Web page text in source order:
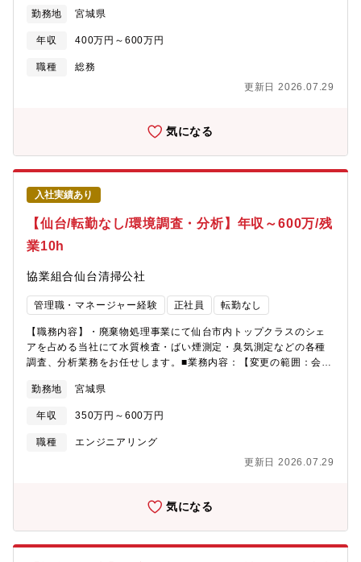
務管理をメインに対応頂きます。（関わる業務分野は本人の経
験・スキルを考慮して決定します）。【労働環境について】残業
は月に均すと16.7時間前後。残業を減らすような取り組みを行っ
ています。【企業特徴】・企業や家庭から出る廃棄物の収集､運
収集､運搬､リサイクル資源の有効活用､エネルギー事業など、日々
勤務地 宮城県
年収 400万円～600万円
職種
総務
更新日 2026.07.29
気になる
入社実績あり
【仙台/転勤なし/環境調査・分析】年収～600万/残
業10h
協業組合仙台清掃公社
管理職・マネージャー経験 正社員 転勤なし
【職務内容】・廃棄物処理事業にて仙台市内トップクラスのシェ
アを占める当社にて水質検査・ばい煙測定・臭気測定などの各種
調査、分析業務をお任せします。■業務内容：【変更の範囲：会社
析・報告書の作成と報告業務≪案件内容≫・水質検査・ばい煙測
定・臭気測定を中心に担当します。≪依頼先≫・自社の廃棄物処
理場だけではなく、営業経由で依頼のあったお客様の工場や行政
機関の案件にも携わります。■組織構成：・4名（50代1名、40代
時間程度です。また、水曜日はノー残業デーとしており、ライフ
城県内中心のため長期出張はございません・資格取得支援制度も
あり、スキルアップを目指す方をサポートする職場環境でござい
ます。・先輩社員とのOJTにて業務を学んで頂きます。習熟度に
合わせて独り立ちできるようにしっかりサポートしていくので、
勤務地 宮城県
年収 350万円～600万円
職種
エンジニアリング
更新日 2026.07.29
気になる